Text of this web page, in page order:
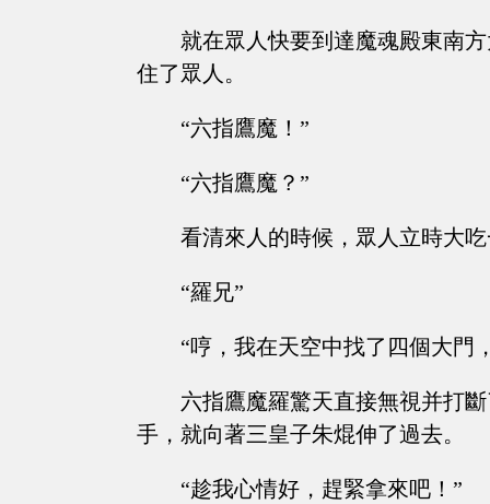
就在眾人快要到達魔魂殿東南
住了眾人。
“六指鷹魔！”
“六指鷹魔？”
看清來人的時候，眾人立時大
“羅兄”
“哼，我在天空中找了四個大門
六指鷹魔羅驚天直接無視并打
手，就向著三皇子朱焜伸了過去。
“趁我心情好，趕緊拿來吧！”